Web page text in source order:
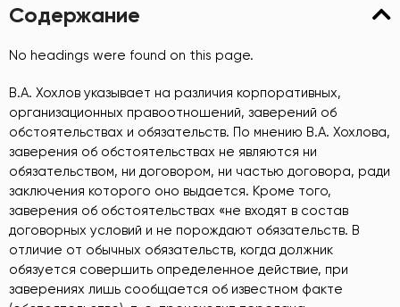
Содержание
No headings were found on this page.
В.А. Хохлов указывает на различия корпоративных,
организационных правоотношений, заверений об
обстоятельствах и обязательств. По мнению В.А. Хохлова,
заверения об обстоятельствах не являются ни
обязательством, ни договором, ни частью договора, ради
заключения которого оно выдается. Кроме того,
заверения об обстоятельствах «не входят в состав
договорных условий и не порождают обязательств. В
отличие от обычных обязательств, когда должник
обязуется совершить определенное действие, при
заверениях лишь сообщается об известном факте